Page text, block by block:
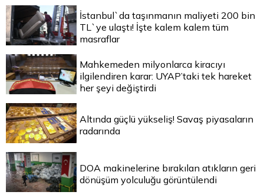
İstanbul`da taşınmanın maliyeti 200 bin
TL`ye ulaştı! İşte kalem kalem tüm
masraflar
Mahkemeden milyonlarca kiracıyı
ilgilendiren karar: UYAP’taki tek hareket
her şeyi değiştirdi
Altında güçlü yükseliş! Savaş piyasaların
radarında
DOA makinelerine bırakılan atıkların geri
dönüşüm yolculuğu görüntülendi